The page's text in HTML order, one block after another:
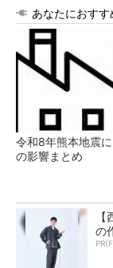
あなたにおすす
令和8年熊本地震
の影響まとめ
の